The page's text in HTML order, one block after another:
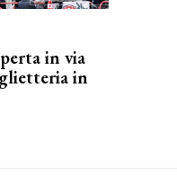
in via
in